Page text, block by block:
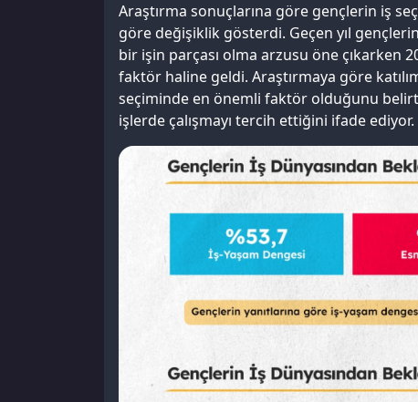
Araştırma sonuçlarına göre gençlerin iş
göre değişiklik gösterdi. Geçen yıl
bir işin parçası olma arzusu öne çıkarken
faktör haline geldi. Araştırmaya göre
seçiminde en önemli faktör olduğunu
işlerde çalışmayı tercih ettiğini ifade ediyor.